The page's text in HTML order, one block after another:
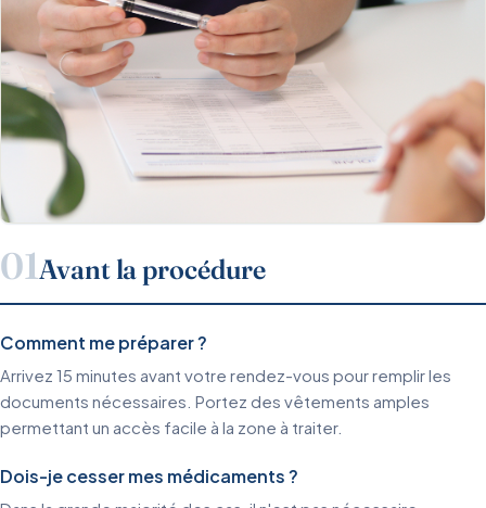
01Avant la procédure
Comment me préparer ?
Arrivez 15 minutes avant votre rendez-vous pour remplir les
documents nécessaires. Portez des vêtements amples
permettant un accès facile à la zone à traiter.
Dois-je cesser mes médicaments ?